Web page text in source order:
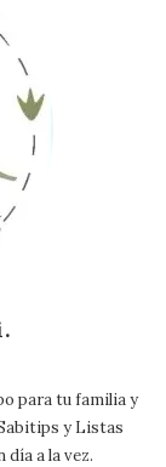
para tu familia y
y Listas
a la vez.